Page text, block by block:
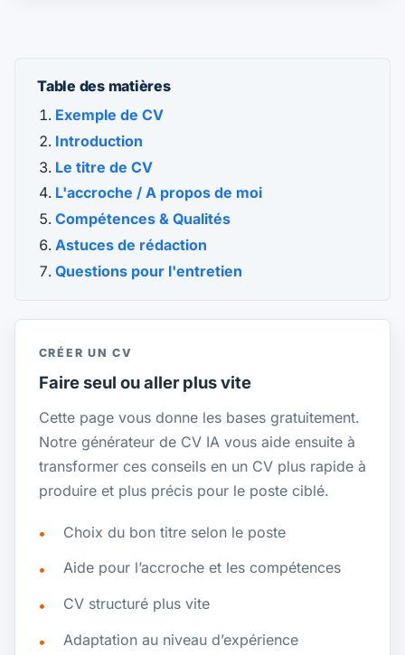
Table des matières
Exemple de CV
Introduction
Le titre de CV
L'accroche / A propos de moi
Compétences & Qualités
Astuces de rédaction
Questions pour l'entretien
CRÉER UN CV
Faire seul ou aller plus vite
Cette page vous donne les bases gratuitement.
Notre générateur de CV IA vous aide ensuite à
transformer ces conseils en un CV plus rapide à
produire et plus précis pour le poste ciblé.
Choix du bon titre selon le poste
Aide pour l’accroche et les compétences
CV structuré plus vite
Adaptation au niveau d’expérience